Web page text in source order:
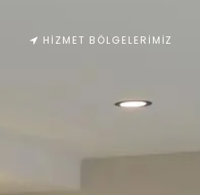
HIZMET BÖLGELERIMIZ